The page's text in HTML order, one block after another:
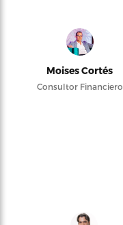
Moises Cortés
Consultor Financiero